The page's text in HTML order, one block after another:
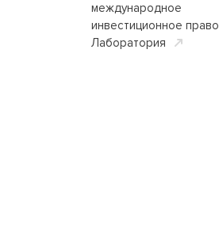
международное
инвестиционное право
Лаборатория